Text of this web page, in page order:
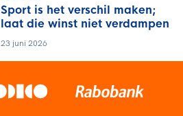
Sport is het verschil maken;
laat die winst niet verdampen
23 juni 2026